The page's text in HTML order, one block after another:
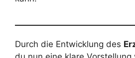
Durch die Entwicklung des